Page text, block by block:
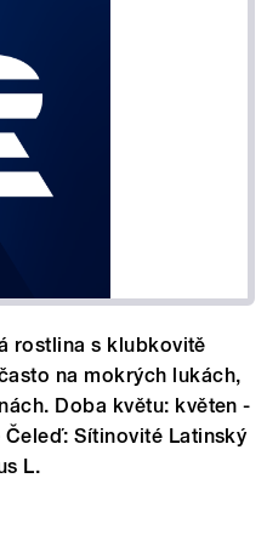
rostlina s klubkovitě
na mokrých lukách,
Doba květu: květen -
Sítinovité Latinský
L.